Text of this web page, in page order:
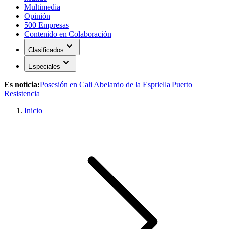
Multimedia
Opinión
500 Empresas
Contenido en Colaboración
Clasificados expand_more
Especiales expand_more
Es noticia:Posesión en Cali|Abelardo de la Espriella|Puerto
Resistencia
Inicio